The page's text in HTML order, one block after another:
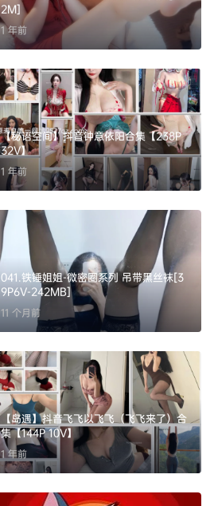
2M]
1 年前
【秘语空间】抖音钟意依阳合集【238P
32V】
1 年前
041.铁锤姐姐-微密圈系列 吊带黑丝袜[3
9P6V-242MB]
11 个月前
【岛遇】抖音飞飞以飞飞（飞飞来了）合
集【144P 10V】
1 年前